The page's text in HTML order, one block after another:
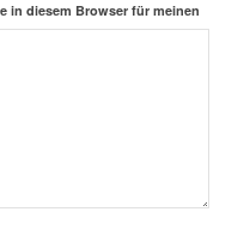
in diesem Browser für meinen